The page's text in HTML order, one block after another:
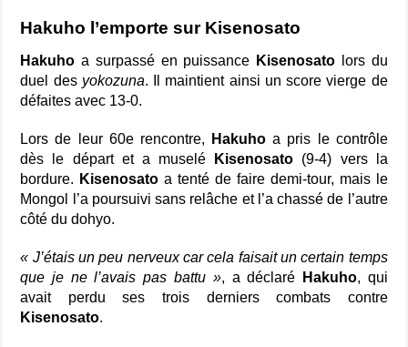
Hakuho l’emporte sur Kisenosato
Hakuhoa surpassé en puissance Kisenosato
lors du
duel des yokozuna. Il maintient ainsi un score vierge de
défaites avec 13-0.
Lors de leur 60e rencontre, Hakuhoa pris le contrôle
dès le départ et a muselé
Kisenosato (9-4) vers la
bordure. Kisenosatoa tenté de faire demi-tour, mais le
Mongol l’a poursuivi sans relâche et l’a chassé de l’autre
côté du dohyo.
« J’étais un peu nerveux car cela faisait un certain temps
que je ne l’avais pas battu », a déclaré Hakuho, qui
avait perdu ses trois derniers combats contre
Kisenosato.